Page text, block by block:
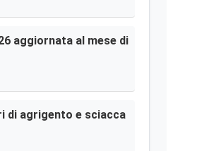
aggiornata al mese di
di agrigento e sciacca